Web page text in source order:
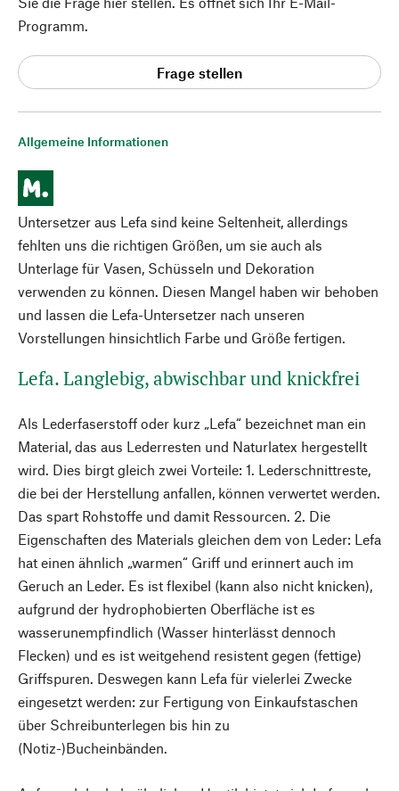
Allgemeine Informationen
Untersetzer aus Lefa sind keine Seltenheit, allerdings
fehlten uns die richtigen Größen, um sie auch als
Unterlage für Vasen, Schüsseln und Dekoration
verwenden zu können. Diesen Mangel haben wir behoben
und lassen die Lefa-Untersetzer nach unseren
Vorstellungen hinsichtlich Farbe und Größe fertigen.
Lefa. Langlebig, abwischbar und knickfrei
Als Lederfaserstoff oder kurz „Lefa“ bezeichnet man ein
Material, das aus Lederresten und Naturlatex hergestellt
wird. Dies birgt gleich zwei Vorteile: 1. Lederschnittreste,
die bei der Herstellung anfallen, können verwertet werden.
Das spart Rohstoffe und damit Ressourcen. 2. Die
Eigenschaften des Materials gleichen dem von Leder: Lefa
hat einen ähnlich „warmen“ Griff und erinnert auch im
Geruch an Leder. Es ist flexibel (kann also nicht knicken),
aufgrund der hydrophobierten Oberfläche ist es
wasserunempfindlich (Wasser hinterlässt dennoch
Flecken) und es ist weitgehend resistent gegen (fettige)
Griffspuren. Deswegen kann Lefa für vielerlei Zwecke
eingesetzt werden: zur Fertigung von Einkaufstaschen
über Schreibunterlegen bis hin zu
(Notiz-)Bucheinbänden.
Programm.
Frage stellen